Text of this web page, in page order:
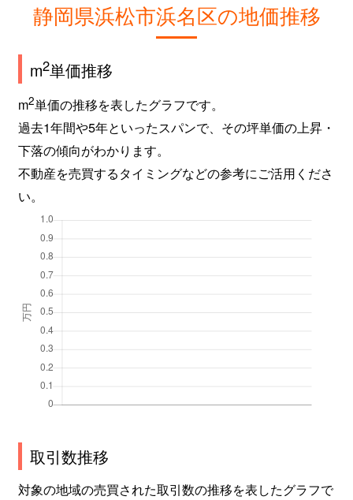
静岡県浜松市浜名区の地価推移
m2単価推移
m2単価の推移を表したグラフです。
過去1年間や5年といったスパンで、その坪単価の上昇・
下落の傾向がわかります。
不動産を売買するタイミングなどの参考にご活用くださ
い。
取引数推移
対象の地域の売買された取引数の推移を表したグラフで